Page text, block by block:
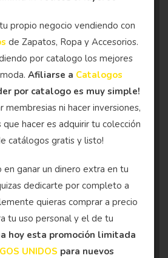
propio negocio vendiendo con
de Zapatos, Ropa y Accesorios.
por catalogo los mejores
Afiliarse a Catalogos
por catalogo es muy simple!
membresias ni hacer inversiones,
hacer es adquirir tu colección
catálogos gratis y listo!
en ganar un dinero extra en tu
dedicarte por completo a
quieras comprar a precio
tu uso personal y el de tu
hoy esta promoción limitada
UNIDOS para nuevos